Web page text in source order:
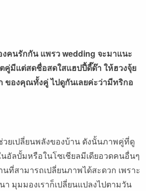
คนรักกัน แพรว wedding จะมาแนะ
คู่มีแต่สดชื่อสดใสแฮปปี้ดี๊ด๊า ให้ฮวงจุ้ย
ของคุณทั้งคู่ ไปดูกันเลยค่ะว่ามีทริกอ
วยเปลี่ยนพลังของบ้าน ดังนั้นภาพคู่ที่ดู
อัลบั้มหรือในโซเชียลมีเดียอวดคนอื่นๆ
ที่สามารถเปลี่ยนภาพได้สะดวก เพราะ
มุมมองเราก็เปลี่ยนแปลงไปตามวัน